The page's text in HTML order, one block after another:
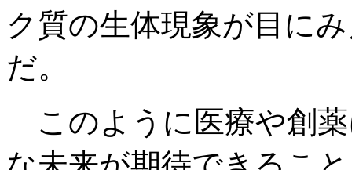
ク質の生体現象が目に
だ。
このように医療や創